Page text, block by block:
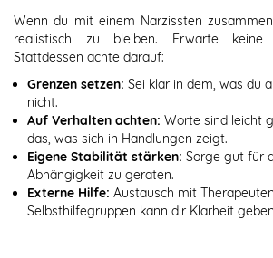
Wenn du mit einem Narzissten
realistisch zu bleiben. Erwarte keine
Stattdessen achte darauf:
Grenzen setzen: Sei klar in dem, was du
nicht.
Auf Verhalten achten: Worte sind leicht
das, was sich in Handlungen zeigt.
Eigene Stabilität stärken: Sorge gut für
Abhängigkeit zu geraten.
Externe Hilfe: Austausch mit
Selbsthilfegruppen kann dir Klarheit